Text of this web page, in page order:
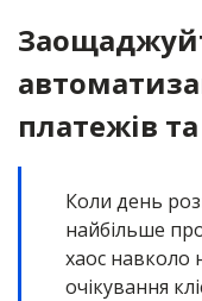
платежів та
Коли день
найбільше
хаос навколо
очікування